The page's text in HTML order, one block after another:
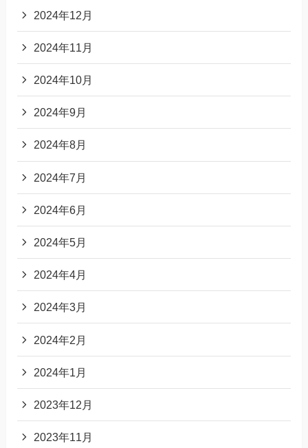
2024年12月
2024年11月
2024年10月
2024年9月
2024年8月
2024年7月
2024年6月
2024年5月
2024年4月
2024年3月
2024年2月
2024年1月
2023年12月
2023年11月